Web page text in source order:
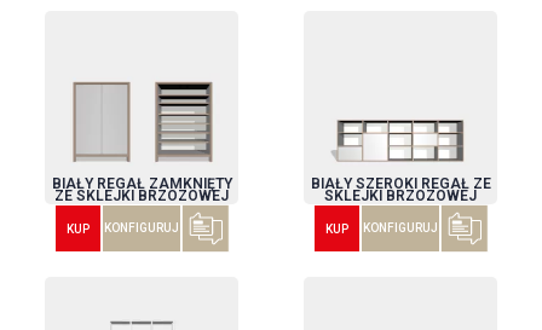
BIAŁY REGAŁ ZAMKNIĘTY
ZE SKLEJKI BRZOZOWEJ
KUP KONFIGURUJ
BIAŁY SZEROKI REGAŁ ZE
SKLEJKI BRZOZOWEJ
KUP KONFIGURUJ